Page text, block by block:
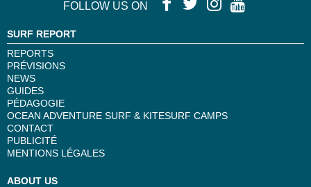
FOLLOW US ON
SURF REPORT
REPORTS
PRÉVISIONS
NEWS
GUIDES
PÉDAGOGIE
OCEAN ADVENTURE SURF & KITESURF CAMPS
CONTACT
PUBLICITÉ
MENTIONS LÉGALES
ABOUT US